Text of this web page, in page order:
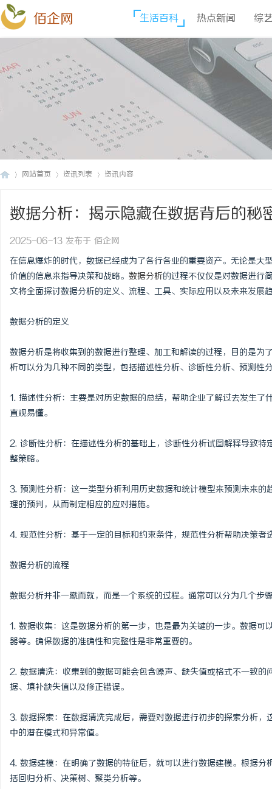
佰企网 生活百科 热点新闻 综
网站首页 资讯列表 资讯内容
数据分析：揭示隐藏在数据背后的秘
2025-06-13 发布于 佰企网
在信息爆炸的时代，数据已经成为了各行各业的重要资产。无论是
价值的信息来指导决策和战略。 数据分析的过程不仅仅是对数据进行
文将全面探讨数据分析的定义、流程、工具、实际应用以及未来发展
数据分析的定义
数据分析是将收集到的数据进行整理、加工和解读的过程，目的是
析可以分为几种不同的类型，包括描述性分析、诊断性分析、预测性
1. 描述性分析：主要是对历史数据的总结，帮助企业了解过去发生
直观易懂。
2. 诊断性分析：在描述性分析的基础上，诊断性分析试图解释导致
整策略。
3. 预测性分析：这一类型分析利用历史数据和统计模型来预测未来
理的预判，从而制定相应的应对措施。
4. 规范性分析：基于一定的目标和约束条件，规范性分析帮助决策
数据分析的流程
数据分析并非一蹴而就，而是一个系统的过程。通常可以分为几个步
1. 数据收集：这是数据分析的第一步，也是最为关键的一步。数据
器等。确保数据的准确性和完整性是非常重要的。
2. 数据清洗：收集到的数据可能会包含噪声、缺失值或格式不一致
据、填补缺失值以及修正错误。
3. 数据探索：在数据清洗完成后，需要对数据进行初步的探索分析
中的潜在模式和异常值。
4. 数据建模：在明确了数据的特征后，就可以进行数据建模。根据
括回归分析、决策树、聚类分析等。